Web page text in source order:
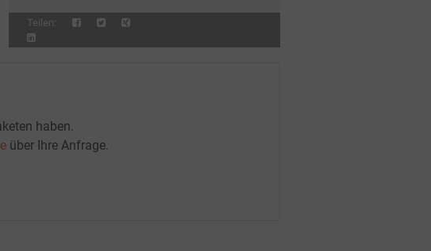
Teilen:
haben.
über Ihre Anfrage.